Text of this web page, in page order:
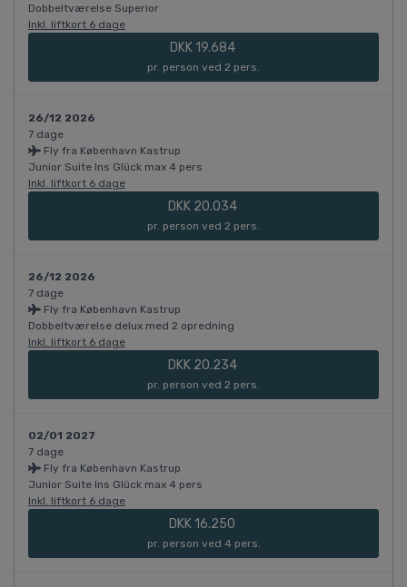
Dobbeltværelse Superior
Inkl. liftkort 6 dage
DKK 19.684
pr. person ved 2 pers.
26/12 2026
7 dage
Fly fra København Kastrup
Junior Suite Ins Glück max 4 pers
Inkl. liftkort 6 dage
DKK 20.034
pr. person ved 2 pers.
26/12 2026
7 dage
Fly fra København Kastrup
Dobbeltværelse delux med 2 opredning
Inkl. liftkort 6 dage
DKK 20.234
pr. person ved 2 pers.
02/01 2027
7 dage
Fly fra København Kastrup
Junior Suite Ins Glück max 4 pers
Inkl. liftkort 6 dage
DKK 16.250
pr. person ved 4 pers.